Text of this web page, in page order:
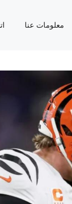
معلومات عنا